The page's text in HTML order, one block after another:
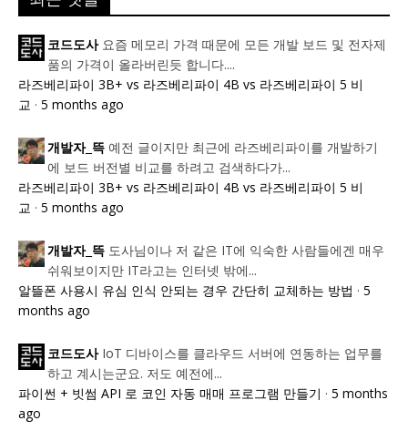
코드도사 요즘 메모리 가격 때문에 모든 개발 보드 및 전자제
품의 가격이 올라버린듯 합니다....
라즈베리파이 3B+ vs 라즈베리파이 4B vs 라즈베리파이 5 비
교 · 5 months ago
개발자_뜩 예전 글이지만 최근에 라즈베리파이를 개발하기
에 보드 버전별 비교를 하려고 검색하다가...
라즈베리파이 3B+ vs 라즈베리파이 4B vs 라즈베리파이 5 비
교 · 5 months ago
개발자_뜩 도사님이나 저 같은 IT에 익숙한 사람들에겐 매우
쉬워보이지만 IT라고는 인터넷 밖에...
알뜰폰 사용시 유심 인식 안되는 경우 간단히 교체하는 방법 · 5
months ago
코드도사 IoT 디바이스를 클라우드 서버에 연동하는 업무를
하고 계시는군요. 저도 예전에...
파이썬 + 빗썸 API 로 코인 자동 매매 프로그램 만들기 · 5 months
ago